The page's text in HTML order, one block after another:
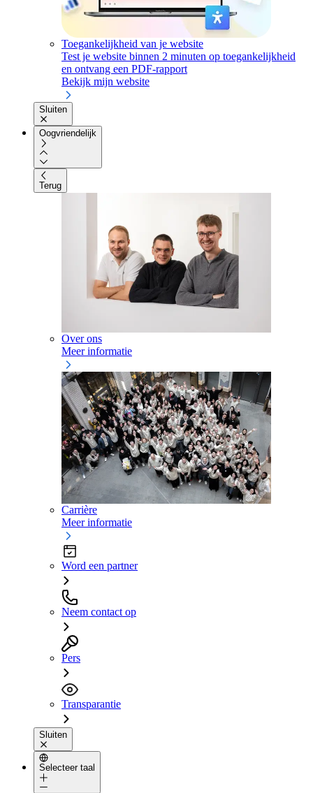
Toegankelijkheid van je website
Test je website binnen 2 minuten op toegankelijkheid
en ontvang een PDF-rapport
Bekijk mijn website
Sluiten
Oogvriendelijk
Terug
Over ons
Meer informatie
Carrière
Meer informatie
Word een partner
Neem contact op
Pers
Transparantie
Sluiten
Selecteer taal